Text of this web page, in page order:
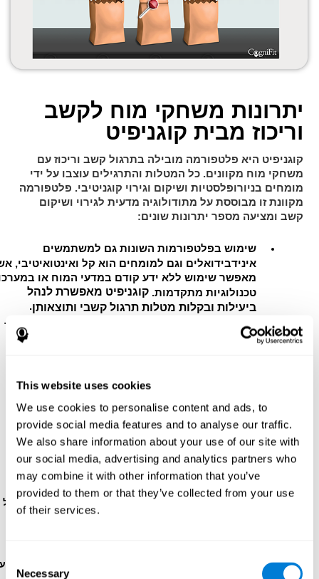
This website uses cookies
We use cookies to personalise content and ads, to
provide social media features and to analyse our traffic.
We also share information about your use of our site with
our social media, advertising and analytics partners who
may combine it with other information that you’ve
provided to them or that they’ve collected from your use
of their services.
Selection
Necessary
יתרונות משחקי מוח לקשב
וריכוז מבית קוגניפיט
קוגניפיט היא פלטפורמה מובילה בתרגול קשב וריכוז עם
משחקי מוח מקוונים. כל המטלות והתרגילים עוצבו על ידי
מומחים בניורופלסטיות ושיקום וגירוי קוגניטיבי. פלטפורמה
מקוונת זו מבוססת על מתודולוגיה מדעית לגירוי ושיקום
קשב ומציעה מספר יתרונות שונים:
שימוש בפלטפורמות השונות גם למשתמשים
אינידבידואלים וגם למומחים הוא קל ואינטואיטיבי,
מאפשר שימוש ללא ידע קודם במדעי המוח או
טכנולוגיות מתקדמות. קוגניפיט מאפשרת לנהל
ביעילות ובקלות מטלות תרגול קשבי ותוצאותן.
המשחקים הם
אינראקטיבים וקלים לשימוש, דבר אשר
מגביר את המוטיבציה
, במיוחד בילדים. זה מקל עליהם
(ילדים, בני נוער, מבוגרים וקשישים),עם או בלי
סוג של פתולוגיה או מצב
הפורמט האינטראקטיבישל ההוראות והתוצאות לכל
משחקי מוח לקשב
עוזר להבין בקלות את ההסבר
תוצאות משחקי הקשב והריכוז מספקים משוב מהיר
ומדוייק
. זה מאפשר לקבל משוב בזמן אמת להבין את
האבולוציה והרמה הקוגנטיבית.
קוגנטיפיט ככלי מודד מיומנות קוגנטיבית במהלך כל תרגול
לסגל את רמת הקושי וההתאמה הקוגנטיבית
,